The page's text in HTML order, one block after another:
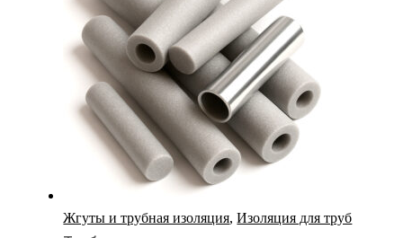
Жгуты и трубная изоляция,Изоляция для труб